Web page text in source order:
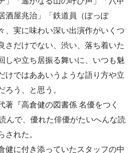
酒屋兆治」「鉄道員（ぽっぽ
、実に味わい深い出演作がいくつ
さだけでない、渋い、落ち着いた
しや立ち居振る舞いに、いつも魅
けではああいうような語り方や立
ろう、と思う。
『高倉健の図書係 名優をつく
んで、優れた俳優がたいへんな読
された。
に付き添っていたスタッフの中